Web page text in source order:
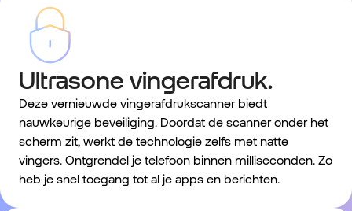
Ultrasone vingerafdruk.
Deze vernieuwde vingerafdrukscanner biedt
nauwkeurige beveiliging. Doordat de scanner onder het
scherm zit, werkt de technologie zelfs met natte
vingers. Ontgrendel je telefoon binnen milliseconden. Zo
heb je snel toegang tot al je apps en berichten.